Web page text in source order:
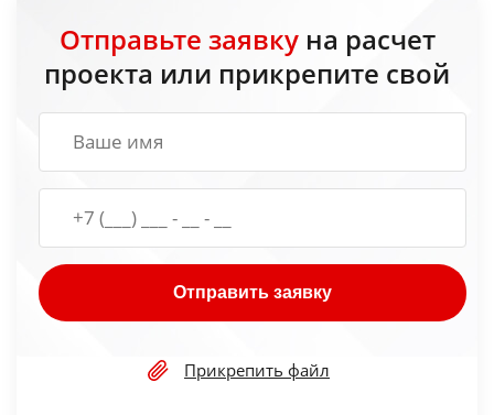
Отправьте заявкуна расчет
проекта или прикрепите свой
Отправить заявку
Прикрепить файл